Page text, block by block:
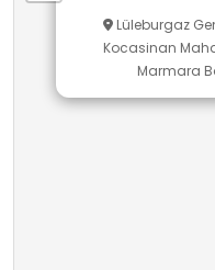
Lüleburgaz
Kocasinan
Marmara